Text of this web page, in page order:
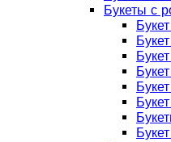
Букеты с